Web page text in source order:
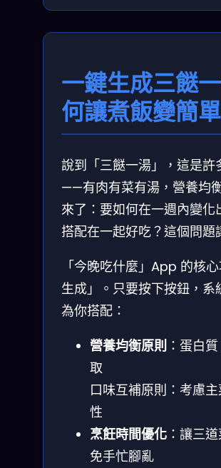
一鍵生成三餸
何讓煮飯變簡單
說到「三餸一湯」，這是
——有肉有菜有湯，營養均
來了：要如何在一週內變
搭配在一起好吃？這個問題
「今晚吃什麼」App 的核
生成」。只要按下按鈕，
為你搭配：
營養均衡原則 ：蛋白
取
口味互補原則：考慮
性
烹飪時間優化 ：讓三
免手忙腳亂